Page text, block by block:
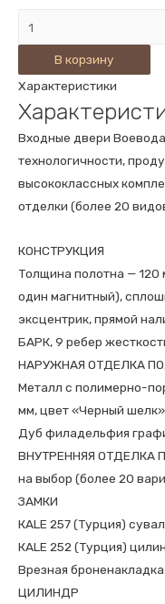
ВХОДНАЯ
ДВЕРЬ
СОТНИК-2
В-6
ВЕНГЕ
В корзину
Характеристики
Входные двери
технологичности,
высококлассных
отделки (более 20
КОНСТРУКЦИЯ
Толщина полотна — 120
один магнитный),
эксцентрик, прямой
БАРК, 9 ребер
НАРУЖНАЯ ОТДЕЛКА
Металл с полимерно-
мм, цвет «Черный
Дуб филадельфия
ВНУТРЕННЯЯ ОТДЕЛКА
на выбор (более 20
ЗАМКИ
КALE 257 (Турция)
КALE 252 (Турция)
Врезная
ЦИЛИНДР